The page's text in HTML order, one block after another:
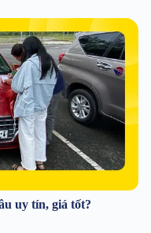
uy tín, giá tốt?